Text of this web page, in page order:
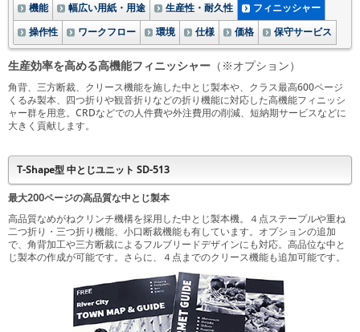
機能
幅広い用紙・用途 生産性・耐久性
フィニッシャー
操作性
ワークフロー 環境 仕様 価格 保守サービス
生産効率を高める高機能フィニッシャー （※オプション）
角背、三方断裁、クリース機能を施した中とじ製本や、クラス最高600ページ
くるみ製本、四つ折りや観音折りなどの折り機能に対応した高機能フィニッシ
ャー群を用意。CRDなどでの人件費や外注費用の削減、短納期サービスなどに
大きく貢献します。
T-Shape型 中とじユニット SD-513
最大200ページの高品質な中とじ製本
高品質なめがねクリンチ機構を採用した中とじ製本機。４点ステープルや重ね
二つ折り・三つ折り機能、小口断裁機能も有しています。オプションの追加
で、角背加工や三方断裁によるフルブリードデザインにも対応。高品位な中と
じ製本の作成が可能です。さらに、４点までのクリース機能も追加可能です。